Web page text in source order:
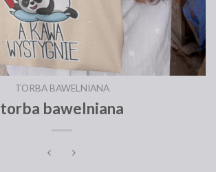
TORBA BAWELNIANA
torba bawelniana